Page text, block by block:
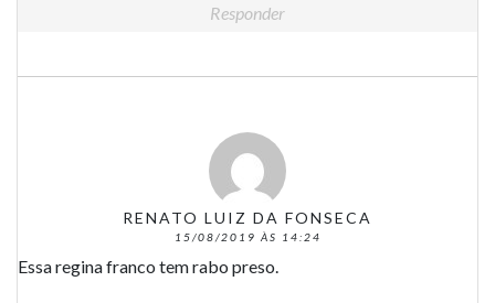
Responder
RENATO LUIZ DA FONSECA
15/08/2019 ÀS 14:24
Essa regina franco tem rabo preso.